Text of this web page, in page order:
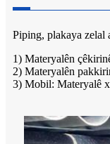
Piping, plakaya zelal
1) Materyalên
2) Materyalên
3) Mobil: Materyalê